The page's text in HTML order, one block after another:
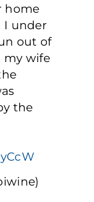
home
I under
out of
my wife
the